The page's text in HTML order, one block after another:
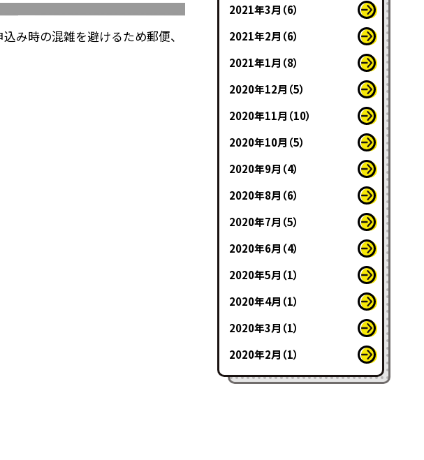
み時の混雑を避けるため郵便、
2021年3月（6）
2021年2月（6）
2021年1月（8）
2020年12月（5）
2020年11月（10）
2020年10月（5）
2020年9月（4）
2020年8月（6）
2020年7月（5）
2020年6月（4）
2020年5月（1）
2020年4月（1）
2020年3月（1）
2020年2月（1）